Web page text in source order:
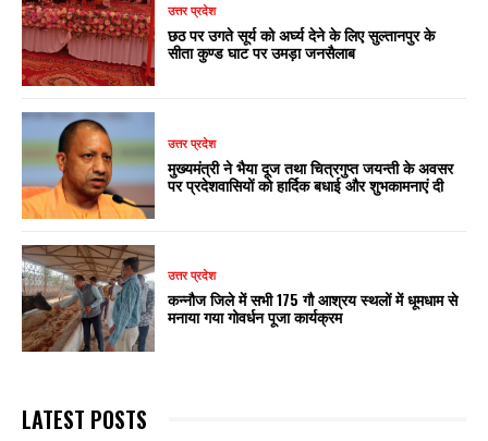
उत्तर प्रदेश
छठ पर उगते सूर्य को अर्घ्य देने के लिए सुल्तानपुर के
सीता कुण्ड घाट पर उमड़ा जनसैलाब
उत्तर प्रदेश
मुख्यमंत्री ने भैया दूज तथा चित्रगुप्त जयन्ती के अवसर
पर प्रदेशवासियों को हार्दिक बधाई और शुभकामनाएं दी
उत्तर प्रदेश
कन्नौज जिले में सभी 175 गौ आश्रय स्थलों में धूमधाम से
मनाया गया गोवर्धन पूजा कार्यक्रम
LATEST POSTS